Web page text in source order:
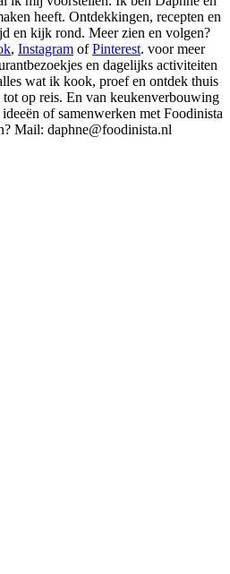
heeft. Ontdekkingen, recepten en
en kijk rond. Meer zien en volgen?
, Instagram ofPinterest. voor meer
en dagelijks activiteiten
wat ik kook, proef en ontdek thuis
op reis. En van keukenverbouwing
of samenwerken met Foodinista
Mail: daphne@foodinista.nl